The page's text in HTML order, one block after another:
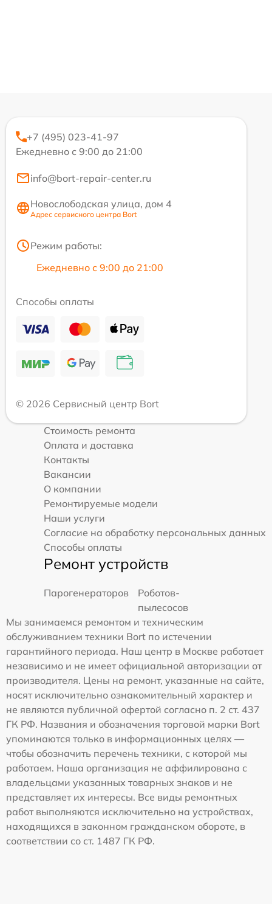
+7 (495) 023-41-97
Ежедневно с 9:00 до 21:00
info@bort-repair-center.ru
Новослободская улица, дом 4
Адрес сервисного центра Bort
Режим работы:
Ежедневно с 9:00 до 21:00
Способы оплаты
© 2026 Сервисный центр Bort
Стоимость ремонта
Оплата и доставка
Контакты
Вакансии
О компании
Ремонтируемые модели
Наши услуги
Согласие на обработку персональных данных
Способы оплаты
Ремонт устройств
Парогенераторов
Роботов-
пылесосов
Мы занимаемся ремонтом и техническим
обслуживанием техники Bort по истечении
гарантийного периода. Наш центр в Москве работает
независимо и не имеет официальной авторизации от
производителя. Цены на ремонт, указанные на сайте,
носят исключительно ознакомительный характер и
не являются публичной офертой согласно п. 2 ст. 437
ГК РФ. Названия и обозначения торговой марки Bort
упоминаются только в информационных целях —
чтобы обозначить перечень техники, с которой мы
работаем. Наша организация не аффилирована с
владельцами указанных товарных знаков и не
представляет их интересы. Все виды ремонтных
работ выполняются исключительно на устройствах,
находящихся в законном гражданском обороте, в
соответствии со ст. 1487 ГК РФ.